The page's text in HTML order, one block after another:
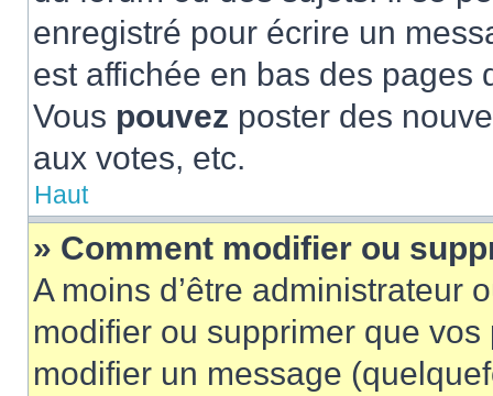
enregistré pour écrire un
est affichée en bas des pages
Vous pouvez poster des
aux votes, etc.
Haut
» Comment modifier ou
A moins d’être administrateur
modifier ou supprimer que
modifier un message